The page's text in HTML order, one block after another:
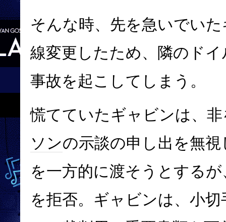
そんな時、先を急いでい
線変更したため、隣のド
事故を起こしてしまう。
慌てていたギャビンは、
ソンの示談の申し出を無
を一方的に渡そうとするが
を拒否。ギャビンは、小